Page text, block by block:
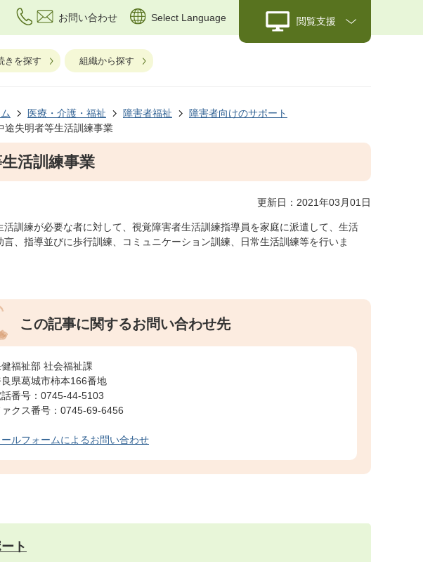
お問い合わせ Select Language 閲覧支援
きを探す 組織から探す
医療・介護・福祉 障害者福祉
障害者向けのサポート
途失明者等生活訓練事業
活訓練事業
更新日：2021年03月01日
訓練が必要な者に対して、視覚障害者生活訓練指導員を家庭に派遣して、生活
、指導並びに歩行訓練、コミュニケーション訓練、日常生活訓練等を行いま
この記事に関するお問い合わせ先
福祉部 社会福祉課
県葛城市柿本166番地
話番号：0745-44-5103
ァクス番号：0745-69-6456
ールフォームによるお問い合わせ
ト